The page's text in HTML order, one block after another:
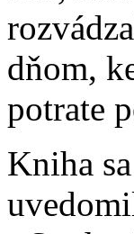
dňom,
potrate
Kniha